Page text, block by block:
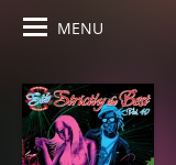
MENU